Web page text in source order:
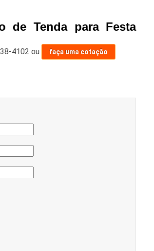
de Tenda para Festa
4102 ou faça uma cotação